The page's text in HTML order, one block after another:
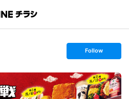
s
t
o
l
l
o
w
Follow